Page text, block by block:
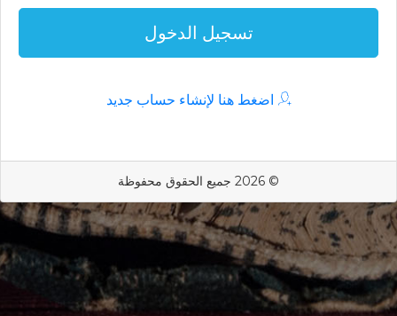
تسجيل الدخول
اضغط هنا لإنشاء حساب جديد
© 2026 جميع الحقوق محفوظة